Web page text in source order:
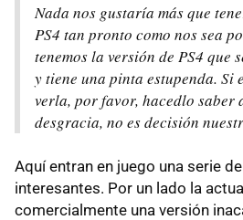
Nada nos gustaría más que
PS4 tan pronto como nos sea
tenemos la versión de PS4 que
y tiene una pinta estupenda. Si
verla, por favor, hacedlo saber
desgracia, no es decisión
Aquí entran en juego una serie
interesantes. Por un lado la
comercialmente una versión